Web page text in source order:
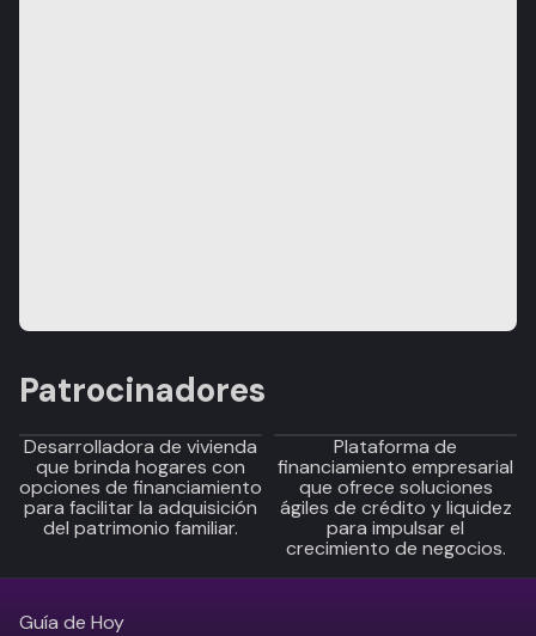
Patrocinadores
Desarrolladora de vivienda
que brinda hogares con
opciones de financiamiento
para facilitar la adquisición
del patrimonio familiar.
Plataforma de
financiamiento empresarial
que ofrece soluciones
ágiles de crédito y liquidez
para impulsar el
crecimiento de negocios.
Guía de Hoy